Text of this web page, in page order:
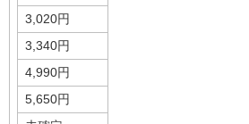
3,020円
3,340円
4,990円
5,650円